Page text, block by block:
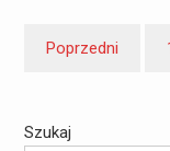
Stronicowanie
Poprzedni
Szukaj